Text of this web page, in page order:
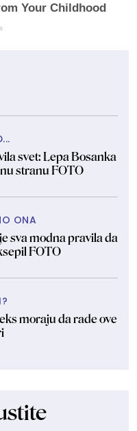
Your Childhood
svet: Lepa Bosanka
stranu FOTO
ONA
sva modna pravila da
FOTO
moraju da rade ove